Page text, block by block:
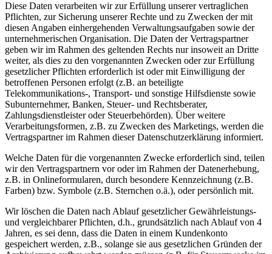
Diese Daten verarbeiten wir zur Erfüllung unserer vertraglichen
Pflichten, zur Sicherung unserer Rechte und zu Zwecken der mit
diesen Angaben einhergehenden Verwaltungsaufgaben sowie der
unternehmerischen Organisation. Die Daten der Vertragspartner
geben wir im Rahmen des geltenden Rechts nur insoweit an Dritte
weiter, als dies zu den vorgenannten Zwecken oder zur Erfüllung
gesetzlicher Pflichten erforderlich ist oder mit Einwilligung der
betroffenen Personen erfolgt (z.B. an beteiligte
Telekommunikations-, Transport- und sonstige Hilfsdienste sowie
Subunternehmer, Banken, Steuer- und Rechtsberater,
Zahlungsdienstleister oder Steuerbehörden). Über weitere
Verarbeitungsformen, z.B. zu Zwecken des Marketings, werden die
Vertragspartner im Rahmen dieser Datenschutzerklärung informiert.
Welche Daten für die vorgenannten Zwecke erforderlich sind, teilen
wir den Vertragspartnern vor oder im Rahmen der Datenerhebung,
z.B. in Onlineformularen, durch besondere Kennzeichnung (z.B.
Farben) bzw. Symbole (z.B. Sternchen o.ä.), oder persönlich mit.
Wir löschen die Daten nach Ablauf gesetzlicher Gewährleistungs-
und vergleichbarer Pflichten, d.h., grundsätzlich nach Ablauf von 4
Jahren, es sei denn, dass die Daten in einem Kundenkonto
gespeichert werden, z.B., solange sie aus gesetzlichen Gründen der